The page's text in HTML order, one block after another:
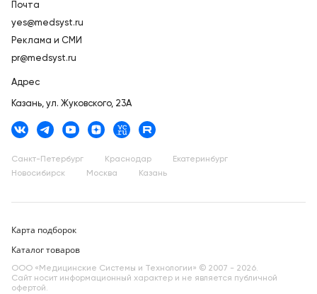
Почта
yes@medsyst.ru
Реклама и СМИ
pr@medsyst.ru
Адрес
Казань, ул. Жуковского, 23А
Санкт-Петербург Краснодар
Екатеринбург
Новосибирск
Москва Казань
Карта подборок
Каталог товаров
ООО «Медицинские Системы и Технологии» © 2007 - 2026.
Сайт носит информационный характер и не является публичной
офертой.